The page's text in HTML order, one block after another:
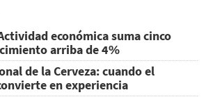
económica suma cinco
arriba de 4%
de la Cerveza: cuando el
en experiencia